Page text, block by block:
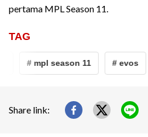
pertama MPL Season 11.
TAG
# mpl season 11 # evos
Share link: